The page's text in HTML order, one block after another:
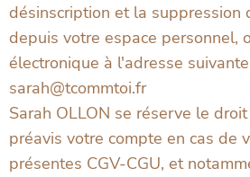
désinscription et la suppression
depuis votre espace personnel,
électronique à l'adresse
sarah@tcommtoi.fr
Sarah OLLON se réserve le
préavis votre compte en cas de
présentes CGV-CGU, et